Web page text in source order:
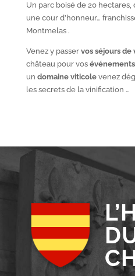
Un parc boisé de 20
une cour d’honneur…
Montmelas .
Venez y passer vos séjours de
château pour vos
un domaine viticolevenez
les secrets de la vinification …